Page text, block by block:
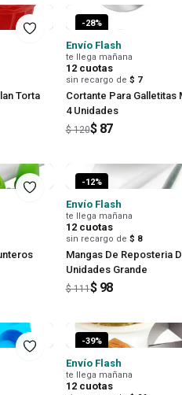
Torta
-28%
Envío Flash
te llega mañana
12cuotas
sin recargo de $ 7
Cortante Para Galletitas
4 Unidades
$ 120$ 87
-12%
Envío Flash
te llega mañana
12cuotas
sin recargo de $ 8
Mangas De Reposteria
Unidades Grande
$ 111$ 98
-39%
Envío Flash
te llega mañana
12cuotas